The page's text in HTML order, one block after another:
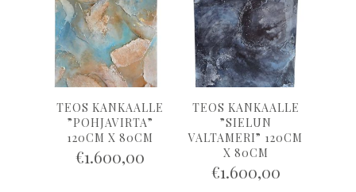
TEOS KANKAALLE
”POHJAVIRTA”
120CM X 80CM
€1.600,00
TEOS KANKAALLE
”SIELUN
VALTAMERI” 120CM
X 80CM
€1.600,00